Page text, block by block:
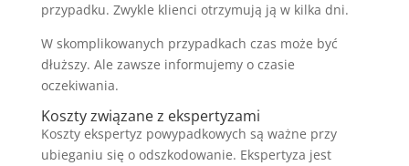
przypadku. Zwykle klienci otrzymują ją w kilka dni.
W skomplikowanych przypadkach czas może być
dłuższy. Ale zawsze informujemy o czasie
oczekiwania.
Koszty związane z ekspertyzami
Koszty ekspertyz powypadkowych są ważne przy
ubieganiu się o odszkodowanie. Ekspertyza jest